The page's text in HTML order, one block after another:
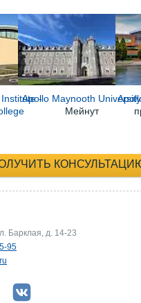
-
Apollo Maynooth University
Мейнут
+7 (495)
Барклая, д. 14-23
95